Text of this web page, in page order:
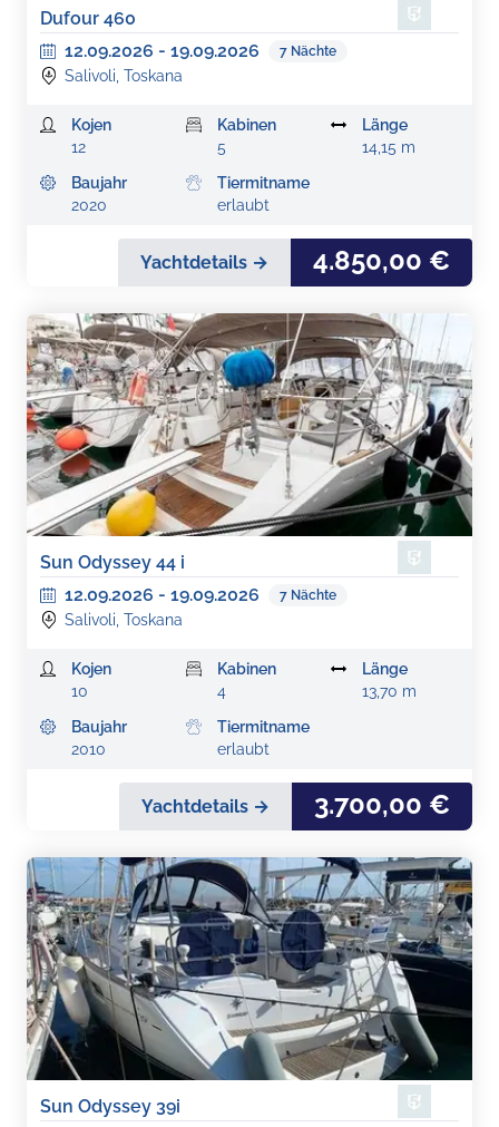
Dufour 460
12.09.2026 - 19.09.2026 7 Nächte
Salivoli, Toskana
Kojen
12
Kabinen
5
Länge
14,15 m
Baujahr
2020
Tiermitname
erlaubt
Yachtdetails → 4.850,00 €
Sun Odyssey 44 i
12.09.2026 - 19.09.2026 7 Nächte
Salivoli, Toskana
Kojen
10
Kabinen
4
Länge
13,70 m
Baujahr
2010
Tiermitname
erlaubt
Yachtdetails → 3.700,00 €
Sun Odyssey 39i